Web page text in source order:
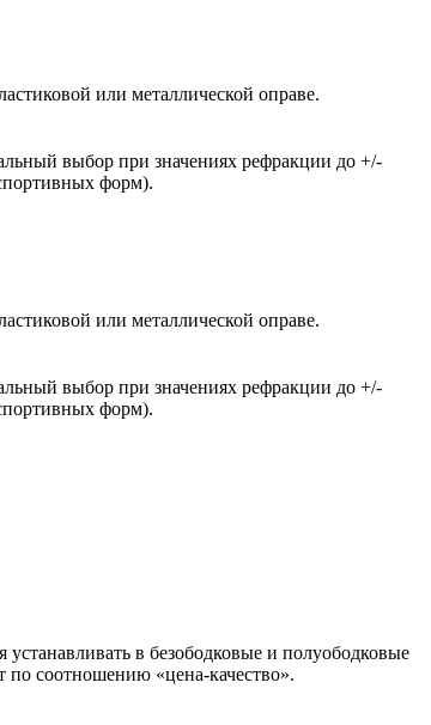
или металлической оправе.
выбор при значениях рефракции до +/-
форм).
или металлической оправе.
выбор при значениях рефракции до +/-
форм).
в безободковые и полуободковые
соотношению «цена-качество».